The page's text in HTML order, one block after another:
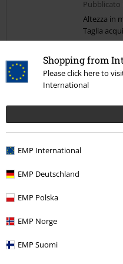
Shopping from
Please click here to
International
EMP International
EMP Deutschland
EMP Polska
EMP Norge
EMP Suomi
Pubblicato
Altezza in
Taglia
Molyo bene
Arivato velocemente sono
Troppo stretto
Lunghezza
Il commento è stato utile?